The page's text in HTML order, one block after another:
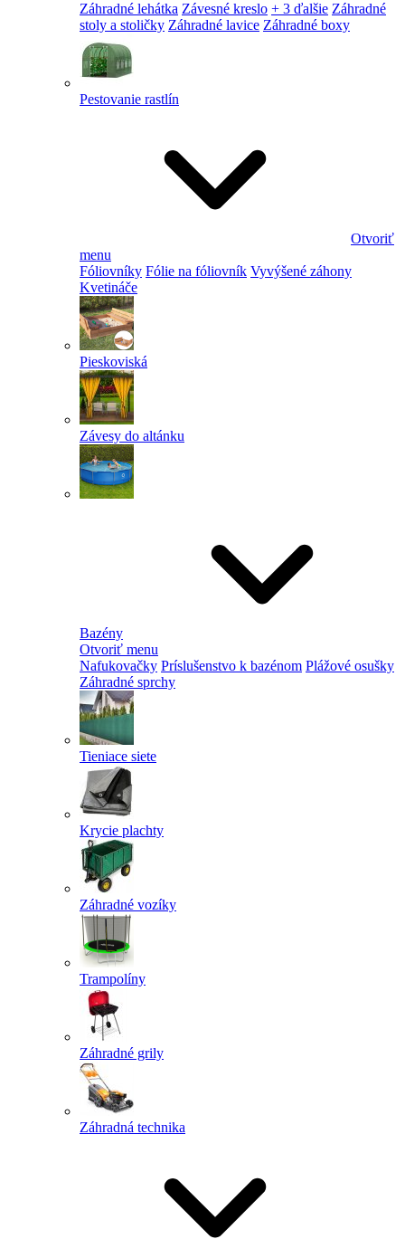
Záhradné lehátka Závesné kreslo + 3 ďalšie Záhradné
stoly a stoličky Záhradné lavice Záhradné boxy
Pestovanie rastlín
Otvoriť
menu
Fóliovníky Fólie na fóliovník Vyvýšené záhony
Kvetináče
Pieskoviská
Závesy do altánku
Bazény
Otvoriť menu
Nafukovačky Príslušenstvo k bazénom Plážové osušky
Záhradné sprchy
Tieniace siete
Krycie plachty
Záhradné vozíky
Trampolíny
Záhradné grily
Záhradná technika